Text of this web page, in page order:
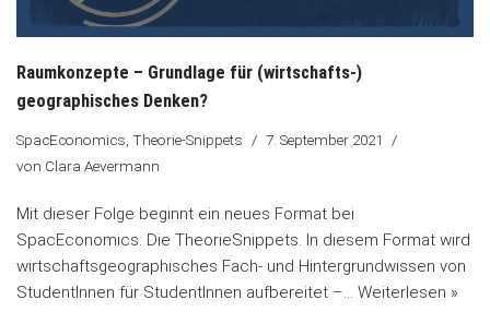
Raumkonzepte – Grundlage für (wirtschafts-)
geographisches Denken?
SpacEconomics, Theorie-Snippets
7. September 2021
von Clara Aevermann
Mit dieser Folge beginnt ein neues Format bei
SpacEconomics: Die TheorieSnippets. In diesem Format wird
wirtschaftsgeographisches Fach- und Hintergrundwissen von
StudentInnen für StudentInnen aufbereitet –… Weiterlesen »